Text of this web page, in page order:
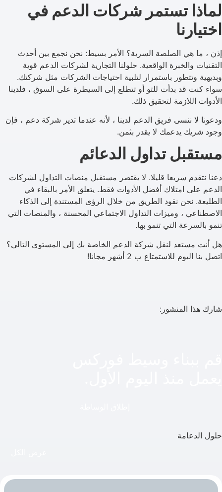
لماذا تستمر شركات الدعم في
اختيارنا
إذن ، ما هي الصلصة السرية؟ الأمر بسيط: نحن نجمع بين أحدث
التقنيات والخبرة الواقعية. حلولنا التجارية لشركات الدعم قوية
وبديهية وتتطور باستمرار لتلبية احتياجات الشركات مثل شركتك.
سواء كنت قد بدأت للتو أو تتطلع إلى السيطرة على السوق ، فلدينا
الأدوات اللازمة لتحقيق ذلك.
ودعونا لا ننسى فريق الدعم لدينا ، لأنه عندما تدير شركة دعم ، فإن
وجود شريك يدعمك لا يقدر بثمن.
مستقبل تداول الدعائم
دعنا نتقدم سريعا قليلا. لا يقتصر مستقبل منصات التداول لشركات
الدعم على امتلاك أفضل الأدوات فقط. يتعلق الأمر بالبقاء في
الطليعة. نحن نقود الطريق من خلال الرؤى المستندة إلى الذكاء
الاصطناعي ، وميزات التداول الاجتماعي المحسنة ، والمنصات التي
تنمو بالسرعة التي تنمو بها.
هل أنت مستعد لنقل شركة الدعم الخاصة بك إلى المستوى التالي؟
اتصل بنا اليوم للاستمتاع ب 2 أشهر مجانا!
شارك هذا المنشور:
حلول الدعامة